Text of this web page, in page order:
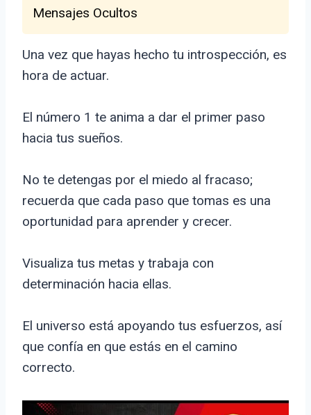
Mensajes Ocultos
Una vez que hayas hecho tu introspección, es
hora de actuar.
El número 1 te anima a dar el primer paso
hacia tus sueños.
No te detengas por el miedo al fracaso;
recuerda que cada paso que tomas es una
oportunidad para aprender y crecer.
Visualiza tus metas y trabaja con
determinación hacia ellas.
El universo está apoyando tus esfuerzos, así
que confía en que estás en el camino
correcto.